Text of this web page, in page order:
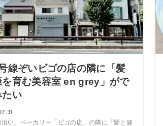
線ぞいビゴの店の隣に「髪
を育む美容室 en grey」がで
たい
沿い、ベーカリー「ビゴの店」の隣に「髪と健